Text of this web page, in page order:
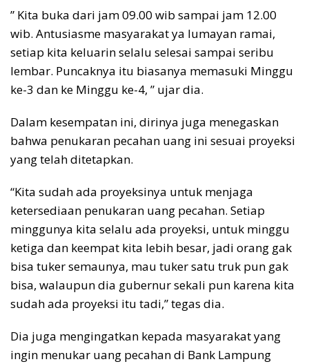
” Kita buka dari jam 09.00 wib sampai jam 12.00
wib. Antusiasme masyarakat ya lumayan ramai,
setiap kita keluarin selalu selesai sampai seribu
lembar. Puncaknya itu biasanya memasuki Minggu
ke-3 dan ke Minggu ke-4, ” ujar dia.
Dalam kesempatan ini, dirinya juga menegaskan
bahwa penukaran pecahan uang ini sesuai proyeksi
yang telah ditetapkan.
“Kita sudah ada proyeksinya untuk menjaga
ketersediaan penukaran uang pecahan. Setiap
minggunya kita selalu ada proyeksi, untuk minggu
ketiga dan keempat kita lebih besar, jadi orang gak
bisa tuker semaunya, mau tuker satu truk pun gak
bisa, walaupun dia gubernur sekali pun karena kita
sudah ada proyeksi itu tadi,” tegas dia.
Dia juga mengingatkan kepada masyarakat yang
ingin menukar uang pecahan di Bank Lampung